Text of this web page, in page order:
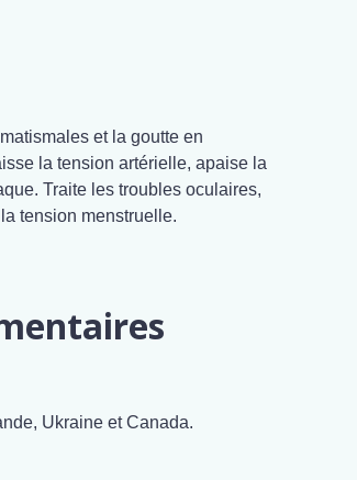
et la goutte en
la tension artérielle, apaise la
Traite les troubles oculaires,
tension menstruelle.
Ukraine et Canada.